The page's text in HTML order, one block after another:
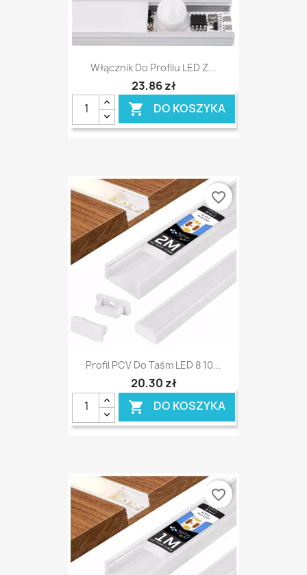
Włącznik Do Profilu LED Z...
23,86 zł
 DO KOSZYKA
Profil PCV Do Taśm LED 8 10...
20,30 zł
 DO KOSZYKA
favorite_border
favorite_border